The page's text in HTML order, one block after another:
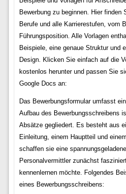
Bewerbung zu beginnen. Hier finden
Berufe und alle Karrierestufen, vom
Führungsposition. Alle Vorlagen
Beispiele, eine genaue Struktur und
Design. Klicken Sie einfach auf die
kostenlos herunter und passen Sie
Google Docs an:
Das Bewerbungsformular umfasst
Aufbau des Bewerbungsschreibens
Absätze gegliedert. Es besteht aus
Einleitung, einem Hauptteil und
schaffen sie eine
Personalvermittler zunächst
kennenlernen möchte. Folgendes
eines Bewerbungsschreibens: